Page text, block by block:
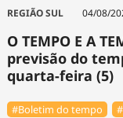
REGIÃO SUL 04/08/
O TEMPO E A
previsão do
quarta-feira (5)
#Boletim do tempo